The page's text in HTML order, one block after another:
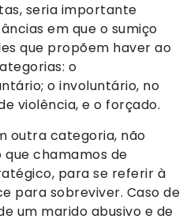
seria importante
em que o sumiço
que propõem haver ao
o
o involuntário, no
violência, e o forçado.
outra categoria, não
que chamamos de
para se referir à
para sobreviver. Caso de
um marido abusivo e de